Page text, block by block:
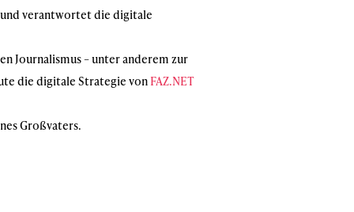
und verantwortet die digitale
Journalismus – unter anderem zur
die digitale Strategie von FAZ.NET
Großvaters.